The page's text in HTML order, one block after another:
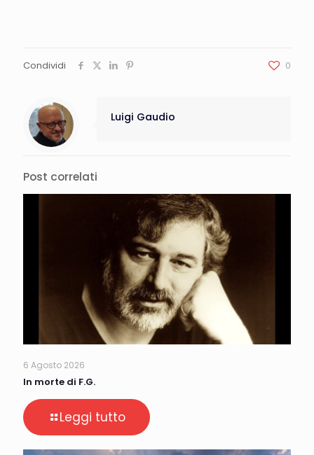
Condividi 0
Luigi Gaudio
Post correlati
6 Agosto 2026
In morte di F.G.
Leggi tutto